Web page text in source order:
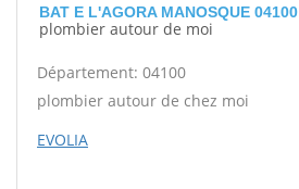
BAT E L'AGORA MANOSQUE 04100
plombier autour de moi
Département: 04100
plombier autour de chez moi
EVOLIA